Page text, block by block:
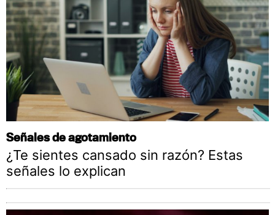
Señales de agotamiento
¿Te sientes cansado sin razón? Estas
señales lo explican